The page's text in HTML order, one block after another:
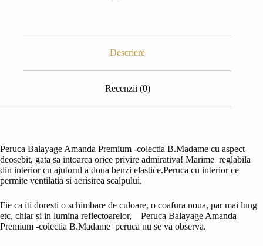
Descriere
Recenzii (0)
Peruca Balayage Amanda Premium -colectia B.Madame cu aspect
deosebit, gata sa intoarca orice privire admirativa! Marime reglabila
din interior cu ajutorul a doua benzi elastice.Peruca cu interior ce
permite ventilatia si aerisirea scalpului.
Fie ca iti doresti o schimbare de culoare, o coafura noua, par mai lung
etc, chiar si in lumina reflectoarelor, –Peruca Balayage Amanda
Premium -colectia B.Madame peruca nu se va observa.